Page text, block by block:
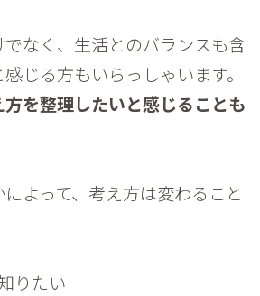
なく、 生活とのバランスも含
じる方もいらっしゃいます。
を整理したいと感じることも
よって、考え方は変わること
りたい